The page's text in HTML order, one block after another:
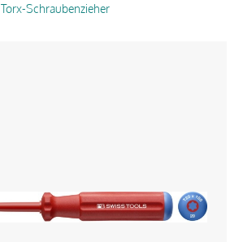
Torx-Schraubenzieher